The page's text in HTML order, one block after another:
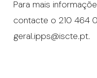
Para mais
contacte o 210 464
geral.ipps@iscte.pt.